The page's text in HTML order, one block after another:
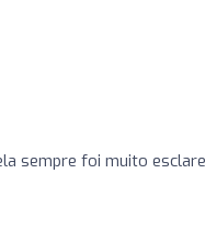
sempre foi muito